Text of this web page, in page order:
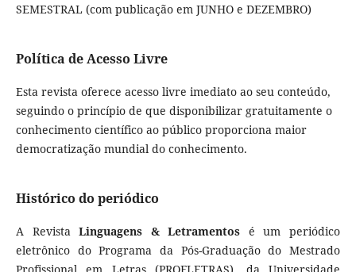
SEMESTRAL (com publicação em JUNHO e DEZEMBRO)
Política de Acesso Livre
Esta revista oferece acesso livre imediato ao seu conteúdo,
seguindo o princípio de que disponibilizar gratuitamente o
conhecimento científico ao público proporciona maior
democratização mundial do conhecimento.
Histórico do periódico
A RevistaLinguagens & Letramentos é um periódico
eletrônico do Programa da Pós-Graduação do Mestrado